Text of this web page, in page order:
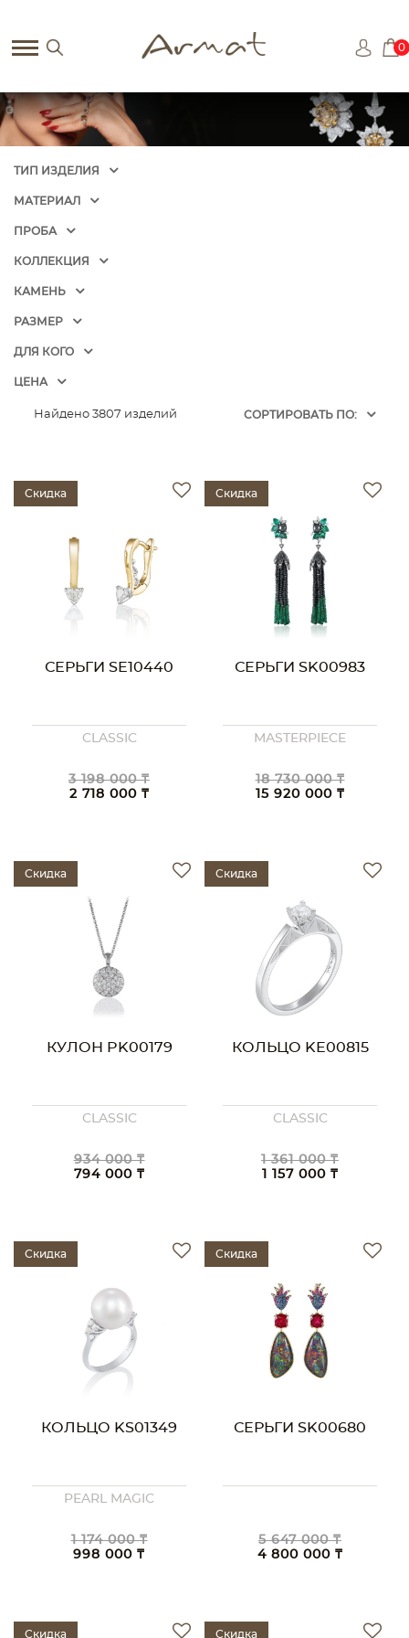
0
ТИП ИЗДЕЛИЯ
МАТЕРИАЛ
ПРОБА
КОЛЛЕКЦИЯ
КАМЕНЬ
РАЗМЕР
ДЛЯ КОГО
ЦЕНА
Найдено 3807 изделий CОРТИРОВАТЬ ПО:
Скидка
СЕРЬГИ SE10440
CLASSIC
3 198 000 ₸
2 718 000 ₸
Скидка
СЕРЬГИ SK00983
MASTERPIECE
18 730 000 ₸
15 920 000 ₸
Скидка
КУЛОН PK00179
CLASSIC
934 000 ₸
794 000 ₸
Скидка
КОЛЬЦО KE00815
CLASSIC
1 361 000 ₸
1 157 000 ₸
Скидка
КОЛЬЦО KS01349
PEARL MAGIC
1 174 000 ₸
998 000 ₸
Скидка
СЕРЬГИ SK00680
5 647 000 ₸
4 800 000 ₸
Скидка Скидка